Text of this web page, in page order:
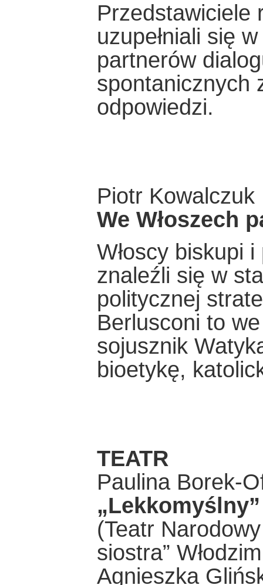
Przedstawiciele
uzupełniali się
partnerów
spontanicznych
odpowiedzi.
Piotr Kowalczuk
We Włoszech
Włoscy biskupi
znaleźli się w
politycznej
Berlusconi to
sojusznik
bioetykę,
TEATR
Paulina Borek-
(Teatr
siostra”
Agnieszka